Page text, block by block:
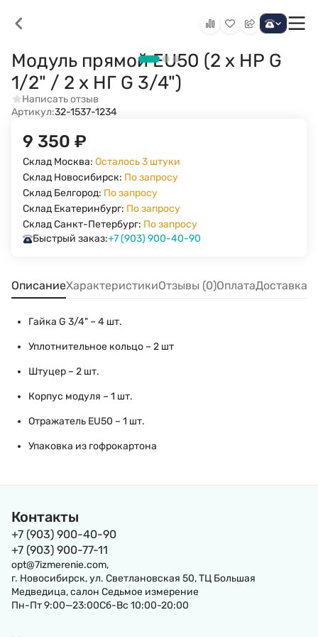
Модуль прямой EU50 (2 х НР G
1/2" / 2 х НГ G 3/4")
Написать отзыв
Артикул:32-1537-1234
9 350 ₽
Склад Москва: Осталось 3 штуки
Склад Новосибирск: По запросу
Склад Белгород: По запросу
Склад Екатеринбург: По запросу
Склад Санкт-Петербург: По запросу
Быстрый заказ:+7 (903) 900-40-90
ОписаниеХарактеристикиОтзывы (0)ОплатаДоставка
Гайка G 3/4" – 4 шт.
Уплотнительное кольцо – 2 шт
Штуцер – 2 шт.
Корпус модуля – 1 шт.
Отражатель EU50 – 1 шт.
Упаковка из гофрокартона
Контакты
+7 (903) 900-40-90
+7 (903) 900-77-11
opt@7izmerenie.com,
г. Новосибирск, ул. Светлановская 50, ТЦ Большая
Медведица, салон Седьмое измерение
Пн-Пт 9:00—23:00Сб-Вс 10:00-20:00